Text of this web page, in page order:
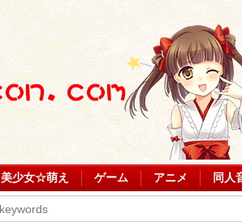
美少女☆萌え ゲーム アニメ 同人